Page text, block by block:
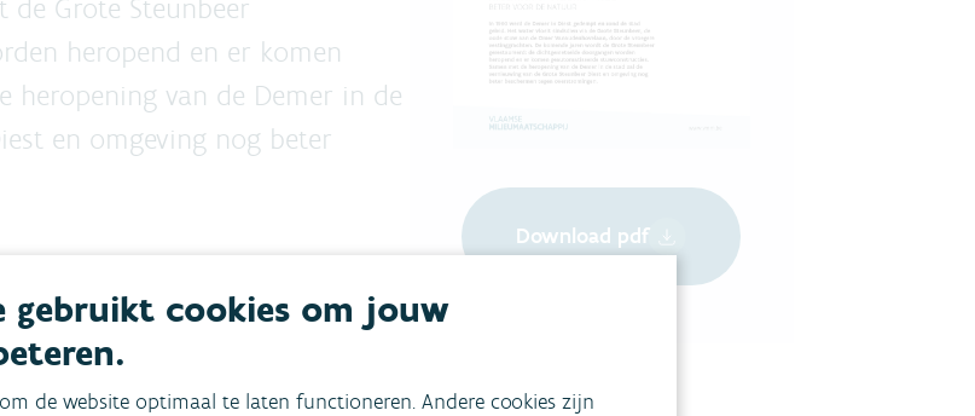
de Grote Steunbeer
heropend en er komen
heropening van de Demer in de
en omgeving nog beter
Download pdf
gebruikt cookies om jouw
de website optimaal te laten functioneren. Andere cookies zijn